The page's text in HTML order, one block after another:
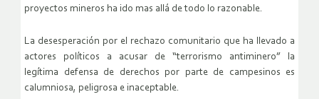
proyectos mineros ha ido mas allá de todo lo razonable.
La desesperación por el rechazo comunitario que ha llevado a
actores políticos a acusar de “terrorismo antiminero” la
legítima defensa de derechos por parte de campesinos es
calumniosa, peligrosa e inaceptable.